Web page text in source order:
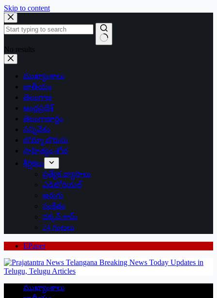
Skip to content
No results
ముఖ్యాంశాలు
జాతీయం
తెలంగాణ
ఆంధ్రప్రదేశ్
తెలంగాణార్థం
సన్నివేశం
బొమ్మా బొరుసు
సాహిత్యం-శోభ
శీర్షికలు
ప్రత్యేక వ్యాసాలు
ఎడిటోరియల్
అరుగు
సంకేతం
దక్కన్.కామ్
24 గంటలు
EPaper
ముఖ్యాంశాలు